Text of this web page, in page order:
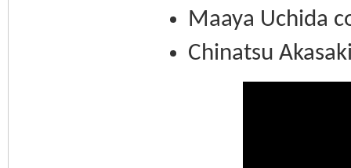
Maaya Uchida
Chinatsu